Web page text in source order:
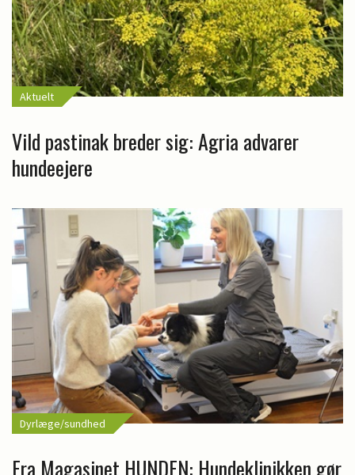
Aktuelt
Vild pastinak breder sig: Agria advarer
hundeejere
Dyrlæge/sundhed
Fra Magasinet HUNDEN: Hundeklinikken gør